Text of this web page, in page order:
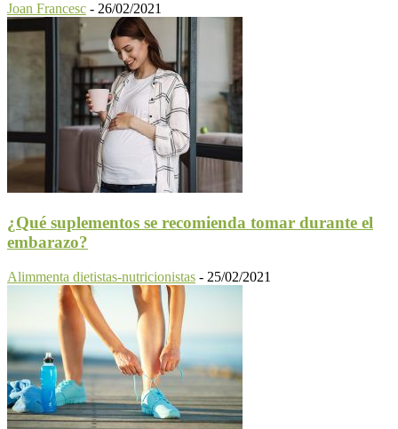
Joan Francesc - 26/02/2021
¿Qué suplementos se recomienda tomar durante el
embarazo?
Alimmenta dietistas-nutricionistas - 25/02/2021